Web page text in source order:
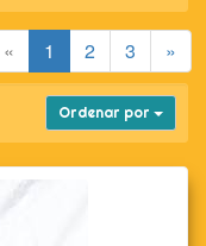
« 1 (current)
2 3 »
Ordenar por